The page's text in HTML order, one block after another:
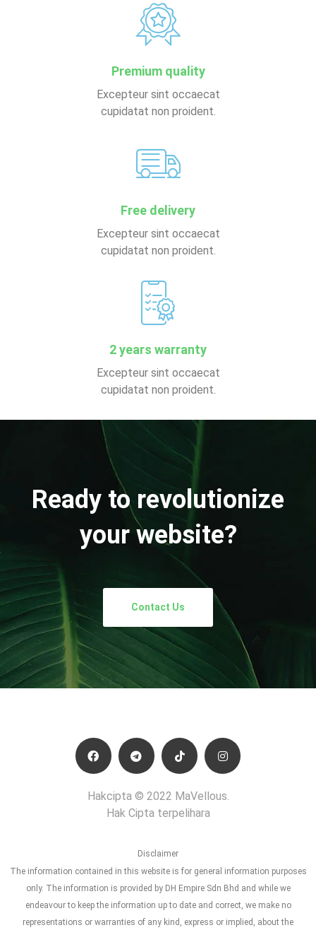
Premium quality
Excepteur sint occaecat
cupidatat non proident.
Free delivery
Excepteur sint occaecat
cupidatat non proident.
2 years warranty
Excepteur sint occaecat
cupidatat non proident.
Ready to revolutionize
your website?
Contact Us
Hakcipta © 2022 MaVellous.
Hak Cipta terpelihara
Disclaimer
The information contained in this website is for general information purposes
only. The information is provided by DH Empire Sdn Bhd and while we
endeavour to keep the information up to date and correct, we make no
representations or warranties of any kind, express or implied, about the